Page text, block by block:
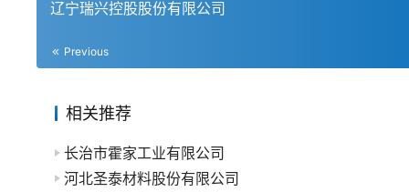
辽宁瑞兴控股股份有限公司
Previous
相关推荐
长治市霍家工业有限公司
河北圣泰材料股份有限公司